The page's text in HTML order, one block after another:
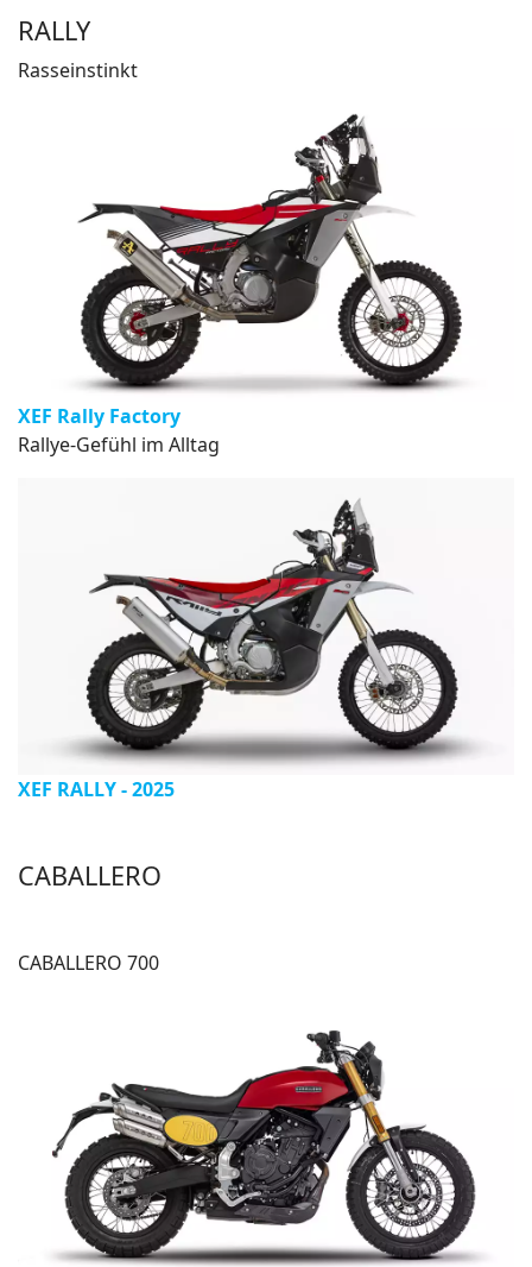
RALLY
Rasseinstinkt
XEF Rally Factory
Rallye-Gefühl im Alltag
XEF RALLY - 2025
CABALLERO
CABALLERO 700